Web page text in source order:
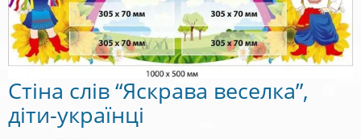
Стіна слів “Яскрава веселка”,
діти-українці